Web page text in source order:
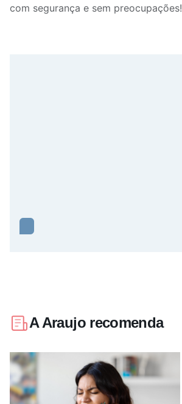
com segurança e sem preocupações!
A Araujo recomenda